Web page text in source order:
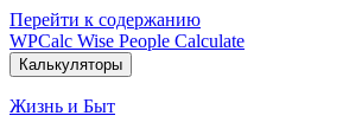
Перейти к содержанию
WPCalc Wise People Calculate
Калькуляторы
Жизнь и Быт